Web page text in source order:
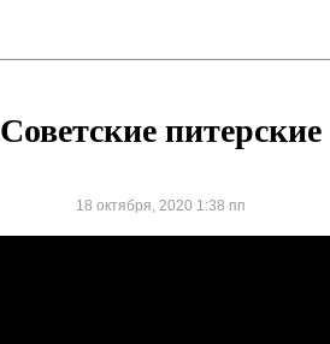
Советские питерские
18 октября, 2020 1:38 пп